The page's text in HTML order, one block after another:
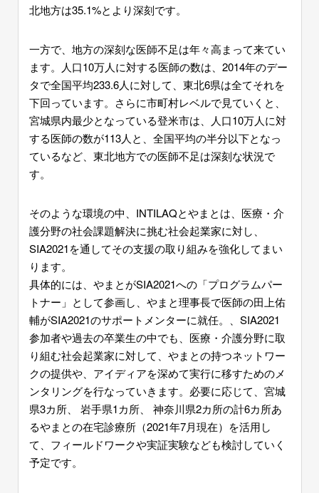
北地方は35.1%とより深刻です。
一方で、地方の深刻な医師不足は年々高まって来てい
ます。人口10万人に対する医師の数は、2014年のデー
タで全国平均233.6人に対して、東北6県は全てそれを
下回っています。さらに市町村レベルで見ていくと、
宮城県内最少となっている登米市は、人口10万人に対
する医師の数が113人と、全国平均の半分以下となっ
ているなど、東北地方での医師不足は深刻な状況で
す。
そのような環境の中、INTILAQとやまとは、医療・介
護分野の社会課題解決に挑む社会起業家に対し、
SIA2021を通してその支援の取り組みを強化してまい
ります。
具体的には、やまとがSIA2021への「プログラムパー
トナー」として参画し、やまと理事長で医師の田上佑
輔がSIA2021のサポートメンターに就任。、SIA2021
参加者や過去の卒業生の中でも、医療・介護分野に取
り組む社会起業家に対して、やまとの持つネットワー
クの提供や、アイディアを深めて実行に移すためのメ
ンタリングを行なっていきます。必要に応じて、宮城
県3カ所、 岩手県1カ所、 神奈川県2カ所の計6カ所あ
るやまとの在宅診療所（2021年7月現在）を活用し
て、フィールドワークや実証実験なども検討していく
予定です。